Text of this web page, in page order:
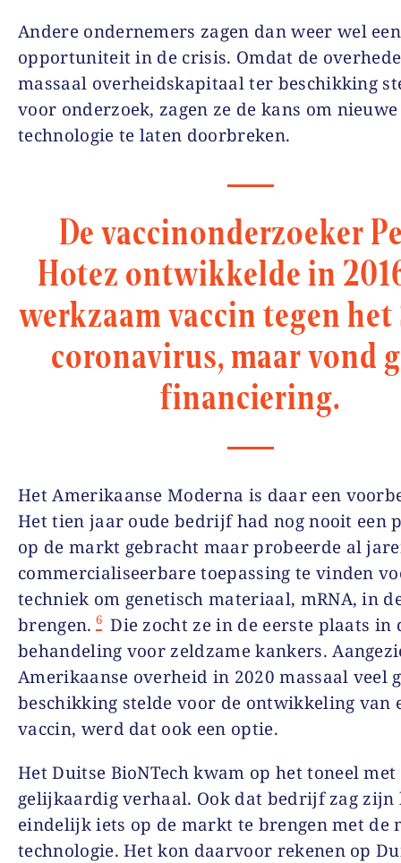
Andere ondernemers zagen dan weer wel een
opportuniteit in de crisis. Omdat de
massaal overheidskapitaal ter beschikking
voor onderzoek, zagen ze de kans om nieuwe
technologie te laten doorbreken.
De vaccinonderzoeker
Hotez ontwikkelde in
werkzaam vaccin tegen het
coronavirus, maar vond
financiering.
Het Amerikaanse Moderna is daar een
Het tien jaar oude bedrijf had nog nooit een
op de markt gebracht maar probeerde al
commercialiseerbare toepassing te vinden
techniek om genetisch materiaal, mRNA, in
brengen. 6 Die zocht ze in de eerste plaats in
behandeling voor zeldzame kankers.
Amerikaanse overheid in 2020 massaal veel
beschikking stelde voor de ontwikkeling van
vaccin, werd dat ook een optie.
Het Duitse BioNTech kwam op het toneel met
gelijkaardig verhaal. Ook dat bedrijf zag zijn
eindelijk iets op de markt te brengen met de
technologie. Het kon daarvoor rekenen op